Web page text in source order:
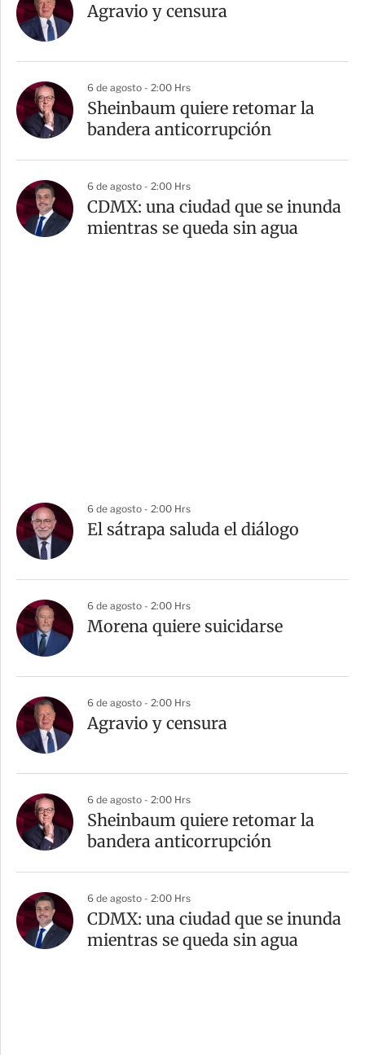
Agravio y censura
6 de agosto - 2:00 Hrs
Sheinbaum quiere retomar la
bandera anticorrupción
6 de agosto - 2:00 Hrs
CDMX: una ciudad que se inunda
mientras se queda sin agua
6 de agosto - 2:00 Hrs
El sátrapa saluda el diálogo
6 de agosto - 2:00 Hrs
Morena quiere suicidarse
6 de agosto - 2:00 Hrs
Agravio y censura
6 de agosto - 2:00 Hrs
Sheinbaum quiere retomar la
bandera anticorrupción
6 de agosto - 2:00 Hrs
CDMX: una ciudad que se inunda
mientras se queda sin agua